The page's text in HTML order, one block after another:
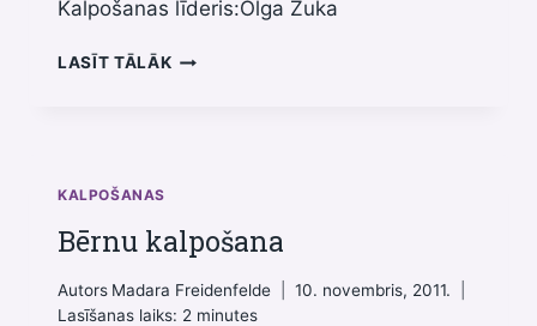
Kalpošanas līderis:Olga Žuka
LASĪT TĀLĀKSLAVĒŠANA
KALPOŠANAS
Bērnu kalpošana
Autors Madara Freidenfelde
10. novembris, 2011.
Lasīšanas laiks: 2 minutes